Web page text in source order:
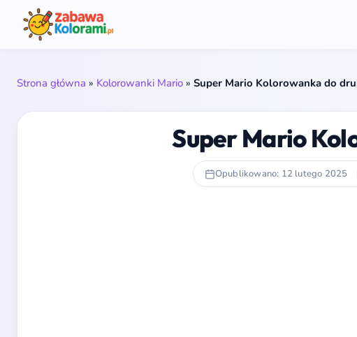
Strona główna » Kolorowanki Mario » Super Mario Kolorowanka do
Super Mario
Opublikowano: 12 lutego 2025